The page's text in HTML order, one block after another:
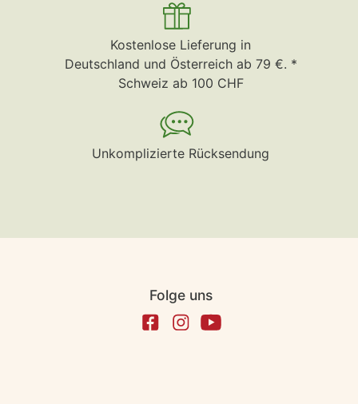
Kostenlose Lieferung in
Deutschland und Österreich ab 79 €. *
Schweiz ab 100 CHF
Unkomplizierte Rücksendung
Folge uns